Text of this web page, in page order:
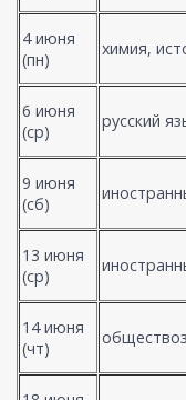
4 июня
(пн)
химия,
6 июня
(ср)
русский
9 июня
(сб)
13 июня
(ср)
14 июня
(чт)